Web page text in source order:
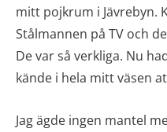
mitt pojkrum i Jävrebyn.
Stålmannen på TV och
De var så verkliga. Nu
kände i hela mitt väsen
Jag ägde ingen mantel